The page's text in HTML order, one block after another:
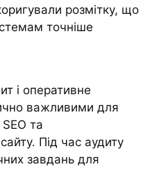
розмітку, що
точніше
і оперативне
важливими для
та
Під час аудиту
завдань для